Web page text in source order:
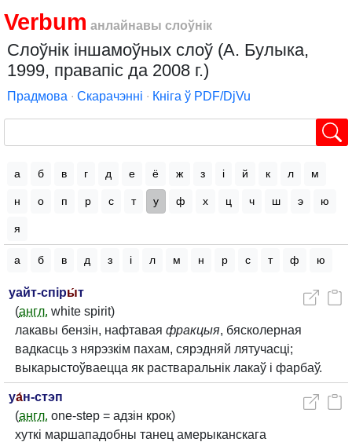
Verbum анлайнавы слоўнік
Слоўнік іншамоўных слоў (А. Булыка,
1999, правапіс да 2008 г.)
Прадмова ∙ Скарачэнні ∙ Кніга ў PDF/DjVu
а б в г д е ё ж з і й к л м
н о п р с т у ф х ц ч ш э ю
я
а б в д з і л м н р с т ф ю
уайт-спіры́т
(англ. white spirit)
лакавы бензін, нафтавая фракцыя, бясколерная
вадкасць з нярэзкім пахам, сярэдняй лятучасці;
выкарыстоўваецца як растваральнік лакаў і фарбаў.
уа́н-стэп
(англ. one-step = адзін крок)
хуткі маршападобны танец амерыканскага